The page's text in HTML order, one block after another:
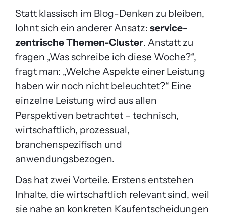
Statt klassisch im Blog-Denken zu bleiben,
lohnt sich ein anderer Ansatz:service-
zentrische Themen-Cluster. Anstatt zu
fragen „Was schreibe ich diese Woche?“,
fragt man: „Welche Aspekte einer Leistung
haben wir noch nicht beleuchtet?“ Eine
einzelne Leistung wird aus allen
Perspektiven betrachtet – technisch,
wirtschaftlich, prozessual,
branchenspezifisch und
anwendungsbezogen.
Das hat zwei Vorteile. Erstens entstehen
Inhalte, die wirtschaftlich relevant sind, weil
sie nahe an konkreten Kaufentscheidungen